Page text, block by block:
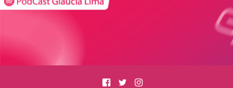
Facebook
Twitter